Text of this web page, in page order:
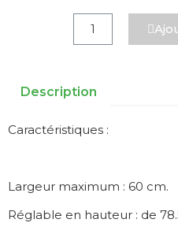
Description
Caractéristiques :
Largeur maximum : 60 cm.
Réglable en hauteur : de